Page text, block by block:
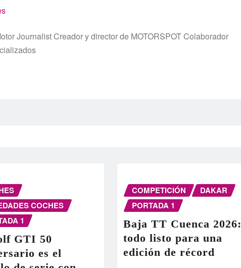
Journalist Creador y director de MOTORSPOT Colaborador
COCHES
1
GTI 50
es el
COMPETICIÓN
DAKAR
PORTADA 1
Baja TT Cuenca 2026:
todo listo para una
edición de récord